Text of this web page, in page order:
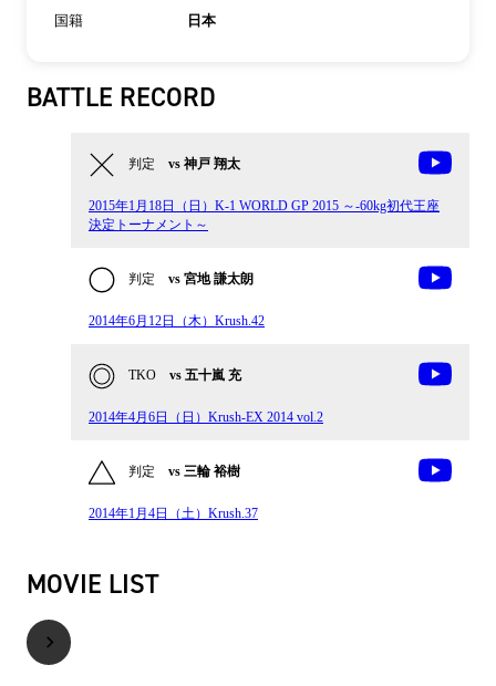
国籍 日本
BATTLE RECORD
判定 vs 神戸 翔太
2015年1月18日（日）K-1 WORLD GP 2015 ～-60kg初代王座
決定トーナメント～
判定 vs 宮地 謙太朗
2014年6月12日（木）Krush.42
TKO vs 五十嵐 充
2014年4月6日（日）Krush-EX 2014 vol.2
判定 vs 三輪 裕樹
2014年1月4日（土）Krush.37
MOVIE LIST